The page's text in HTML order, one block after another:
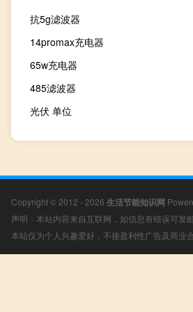
抗5g滤波器
14promax充电器
65w充电器
485滤波器
光伏 单位
Copyright © 2012 - 2026 生活节能知识网
声明：本站内容来自互联网，如信息有错误可
本站仅为个人兴趣爱好，不接盈利性广告及商业